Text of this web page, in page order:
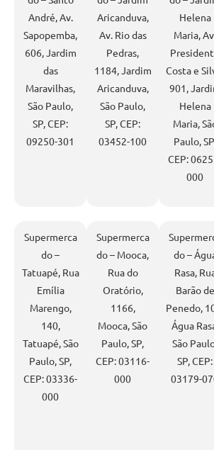
André, Av.
Sapopemba,
606, Jardim
das
Maravilhas,
São Paulo,
SP, CEP:
09250-301
Aricanduva,
Av. Rio das
Pedras,
1184, Jardim
Aricanduva,
São Paulo,
SP, CEP:
03452-100
Helena
Maria, Av.
Costa e
901,
Helena
Maria,
Paulo, SP,
CEP:
000
Supermerca
do –
Tatuapé, Rua
Emília
Marengo,
140,
Tatuapé, São
Paulo, SP,
CEP: 03336-
000
Supermerca
do – Mooca,
Rua do
Oratório,
1166,
Mooca, São
Paulo, SP,
CEP: 03116-
000
do –
Rasa,
Barão de
Penedo,
Água
São
SP, CEP:
03179-